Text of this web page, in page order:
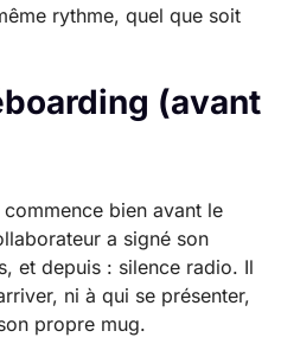
rythme, quel que soit
(avant
bien avant le
a signé son
et depuis : silence radio. Il
ni à qui se présenter,
propre mug.